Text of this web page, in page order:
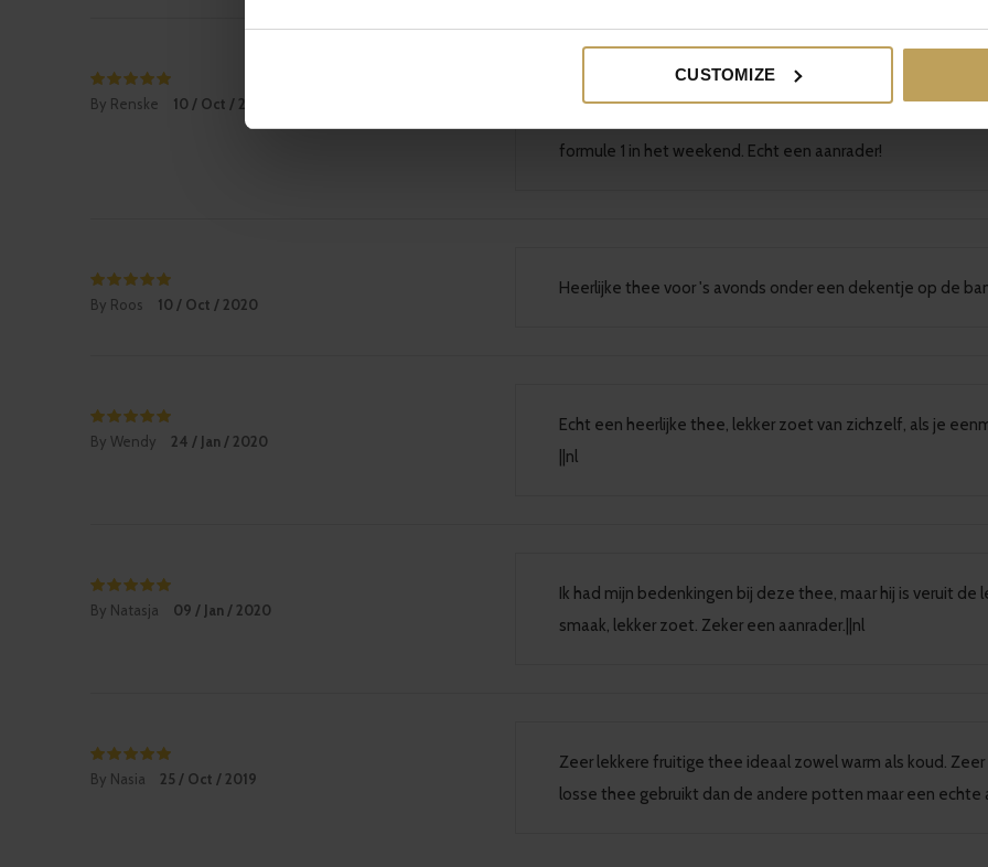
CUSTOMIZE
By Renske 10 / Oct / 2020
Ik wist niet wat ik van deze thee moest verwachten. Ik
echt niet geval. Ik vind dit een heerlijk thee om lekker
formule 1 in het weekend. Echt een aanrader!
By Roos 10 / Oct / 2020
Heerlijke thee voor 's avonds onder een dekentje op de
By Wendy 24 / Jan / 2020
Echt een heerlijke thee, lekker zoet van zichzelf, als je
||nl
By Natasja 09 / Jan / 2020
Ik had mijn bedenkingen bij deze thee, maar hij is veruit de
smaak, lekker zoet. Zeker een aanrader.||nl
By Nasia 25 / Oct / 2019
Zeer lekkere fruitige thee ideaal zowel warm als koud.
losse thee gebruikt dan de andere potten maar een echte